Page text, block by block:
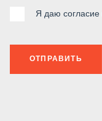
Я даю согласие
ОТПРАВИТЬ